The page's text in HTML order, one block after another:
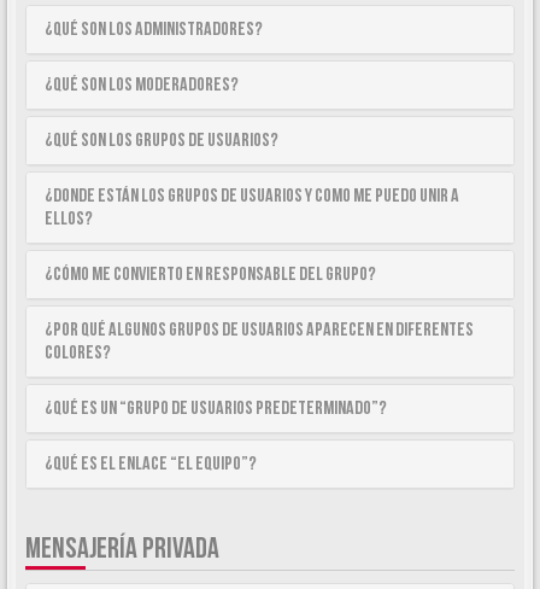
¿Qué son los Administradores?
¿Qué son los Moderadores?
¿Qué son los Grupos de Usuarios?
¿Donde están los Grupos de Usuarios y como me puedo unir a
ellos?
¿Cómo me convierto en Responsable del Grupo?
¿Por qué algunos Grupos de Usuarios aparecen en diferentes
colores?
¿Qué es un “Grupo de Usuarios predeterminado”?
¿Qué es el enlace “El equipo”?
MENSAJERÍA PRIVADA